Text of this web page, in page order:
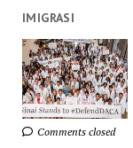
IMIGRASI
Comments closed